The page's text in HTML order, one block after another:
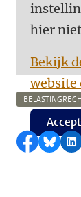
hier
Bekijk
website
Delen op